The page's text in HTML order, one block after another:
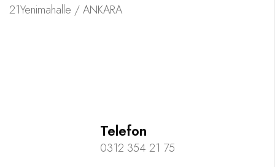
21Yenimahalle / ANKARA
Telefon
0312 354 21 75